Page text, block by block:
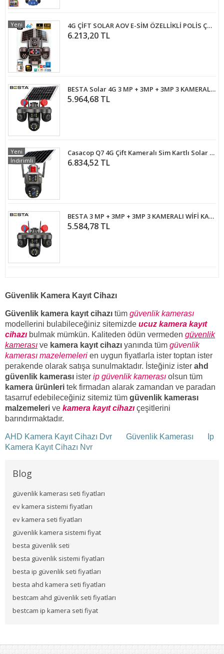
4G ÇİFT SOLAR AOV E-SİM ÖZELLİKLİ POLİS ÇAKARLI 4 KAMERALI KABLOSUZ GÜVENLİK KAMERASI BS-220GS
6.213,20 TL
Yeni
BESTA Solar 4G 3 MP + 3MP + 3MP 3 KAMERALI KABLOSUZ GÜVENLİK KAMERASI BS-55G
5.964,68 TL
Casacop Q7 4G Çift Kameralı Sim Kartlı Solar Panelli Güvenlik Kamerası
6.834,52 TL
Yeni
İndirimli
BESTA 3 MP + 3MP + 3MP 3 KAMERALI WİFİ KABLOSUZ GÜVENLİK KAMERASI BS-55W
5.584,78 TL
Güvenlik Kamera Kayıt Cihazı
Güvenlik kamera kayıt cihazı tüm güvenlik kamerası
modellerini bulabileceğiniz sitemizde ucuz kamera kayıt
cihazı bulmak mümkün. Kaliteden ödün vermeden güvenlik
kamerası ve kamera kayıt cihazı yanında tüm güvenlik
kamerası mazelemeleri en uygun fiyatlarla ister toptan ister
perakende olarak satışa sunulmaktadır. İsteğiniz ister ahd
güvenlik kamerası ister ip güvenlik kamerası olsun tüm
kamera ürünleri tek firmadan alarak zamandan ve paradan
tasarruf edebileceğiniz sitemiz tüm güvenlik kamerası
malzemeleri ve kamera kayıt cihazı çeşitlerini
barındırmaktadır.
AHD Kamera Kayıt Cihazı Dvr Güvenlik Kamerası
Ip
Kamera Kayıt Cihazı Nvr
Blog
güvenlik kamerası seti fiyatları
ev kamera sistemi fiyatları
ev kamera seti fiyatları
güvenlik kamera sistemi fiyat
besta güvenlik seti
besta güvenlik sistemi fiyatları
besta ip güvenlik seti fiyatları
besta ahd kamera seti fiyatları
bestcam ahd güvenlik seti fiyatları
bestcam ip kamera seti fiyat